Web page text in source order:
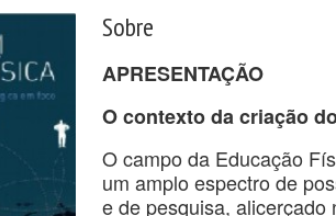
Sobre
APRESENTAÇÃO
O contexto da criação
O campo da Educação
um amplo espectro de
e de pesquisa, alicerçado